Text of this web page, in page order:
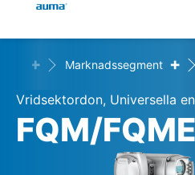
Produkter
Lösningar
Nedladdningar
Global
Europa
Asien och
Sök
+ Marknadssegment +
Vridsektordon, Universella
FQM/